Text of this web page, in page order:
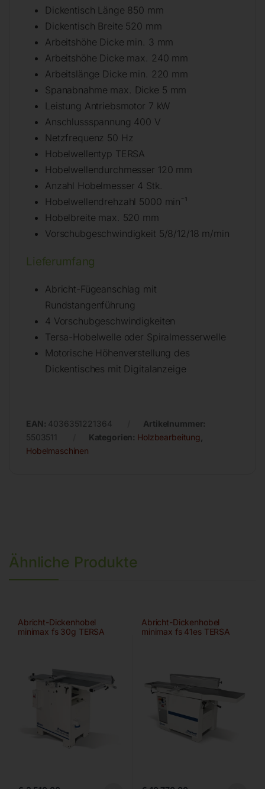
Dickentisch Länge 850 mm
Dickentisch Breite 520 mm
Arbeitshöhe Dicke min. 3 mm
Arbeitshöhe Dicke max. 240 mm
Arbeitslänge Dicke min. 220 mm
Spanabnahme max. Dicke 5 mm
Leistung Antriebsmotor 7 kW
Anschlussspannung 400 V
Netzfrequenz 50 Hz
Hobelwellentyp TERSA
Hobelwellendurchmesser 120 mm
Anzahl Hobelmesser 4 Stk.
Hobelwellendrehzahl 5000 min¯¹
Hobelbreite max. 520 mm
Vorschubgeschwindigkeit 5/8/12/18 m/min
Lieferumfang
Abricht-Fügeanschlag mit
Rundstangenführung
4 Vorschubgeschwindigkeiten
Tersa-Hobelwelle oder Spiralmesserwelle
Motorische Höhenverstellung des
Dickentisches mit Digitalanzeige
EAN: 4036351221364
Artikelnummer:
5503511
Kategorien: Holzbearbeitung
Hobelmaschinen
Ähnliche Produkte
Abricht-Dickenhobel
minimax fs 30g TERSA
Abricht-Dickenhobel
minimax fs 41es TERSA